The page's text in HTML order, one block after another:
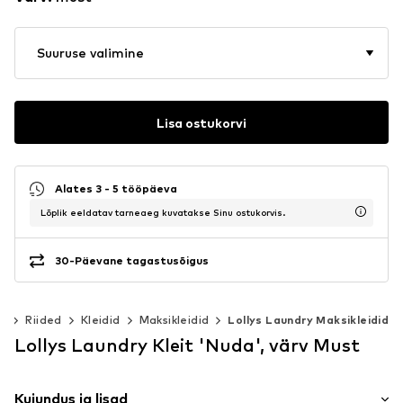
Suuruse valimine
Lisa ostukorvi
Alates 3 - 5 tööpäeva
Lõplik eeldatav tarneaeg kuvatakse Sinu ostukorvis.
30-Päevane tagastusõigus
Riided Kleidid Maksikleidid Lollys Laundry Maksikleidid
Lollys Laundry Kleit 'Nuda', värv Must
Kujundus ja lisad